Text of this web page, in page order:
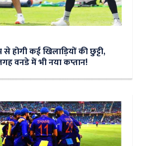
होगी कई खिलाड़ियों की छुट्टी,
वनडे में भी नया कप्तान!